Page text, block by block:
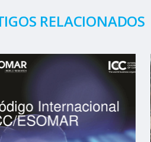
RELACIONADOS